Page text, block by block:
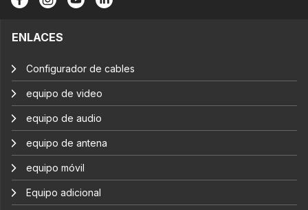
ENLACES
Configurador de cables
equipo de video
equipo de audio
equipo de antena
equipo móvil
Equipo adicional